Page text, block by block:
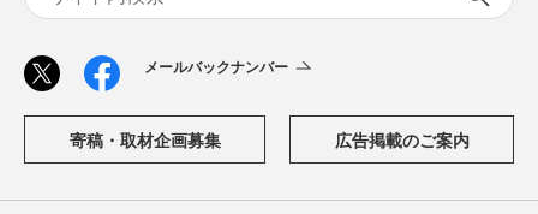
メールバックナンバー
寄稿・取材企画募集 広告掲載のご案内